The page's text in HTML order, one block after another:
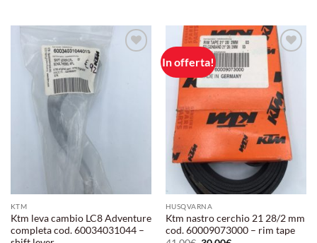
KTM
Ktm leva cambio LC8 Adventure
completa cod. 60034031044 –
In offerta!
Aggiungi
alla lista
dei
desideri
HUSQVARNA
Ktm nastro cerchio 21 28/2 mm
cod. 60009073000 – rim tape